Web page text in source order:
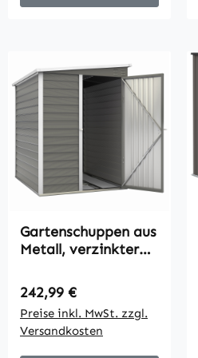
Gartenschuppen aus
Metall, verzinkter
verschließbare Tür,
leichte Montage,
142 x 184 x 165/181
cm, Grau
Regulärer Preis:
242,99 €
Preise inkl. MwSt. zzgl.
Versandkosten